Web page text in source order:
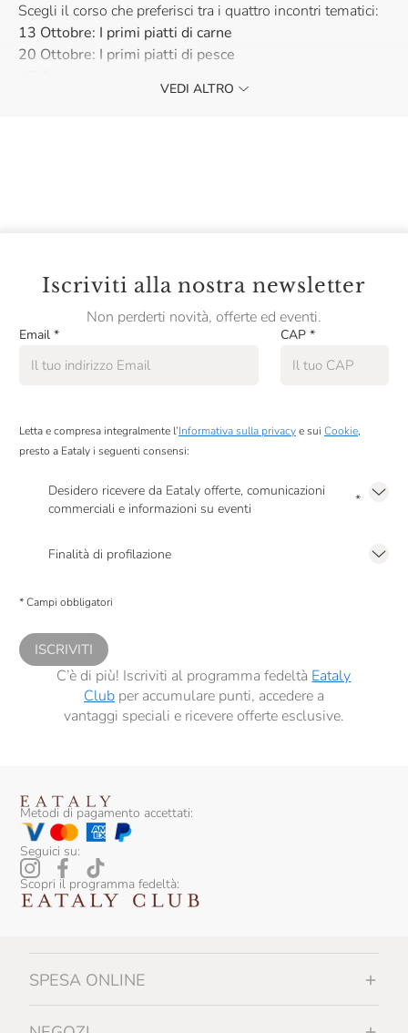
Scegli il corso che preferisci tra i quattro incontri tematici:
13 Ottobre: I primi piatti di carne
20 Ottobre: I primi piatti di pesce
3 Novembre: I secondi piatti di pesce
VEDI ALTRO
Iscriviti alla nostra newsletter
Non perderti novità, offerte ed eventi.
Email * CAP *
Letta e compresa integralmente l’Informativa sulla privacye sui Cookie,
presto a Eataly i seguenti consensi:
Desidero ricevere da Eataly offerte, comunicazioni
commerciali e informazioni su eventi
*
Finalità di profilazione
comunicazioni commerciali personalizzate, in caso di consenso prestato ai
* Campi obbligatori
ISCRIVITI
C’è di più! Iscriviti al programma fedeltà Eataly
Clubper accumulare punti, accedere a
vantaggi speciali e ricevere offerte esclusive.
Metodi di pagamento accettati:
Seguici su:
Scopri il programma fedeltà:
SPESA ONLINE